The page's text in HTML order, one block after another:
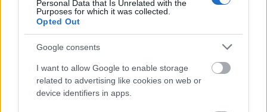
Personal Data that Is Unrelated with the
Purposes for which it was collected.
Opted Out
Google consents
I want to allow Google to enable storage
related to advertising like cookies on web or
device identifiers in apps.
Junior-VM i langrenn hvert år de
siste sju sesongene, og i denne perioden etablert et
slagkraftig og solid tilbud for juniorløpere i
Klubbens seniordamer har de siste årene hevdet